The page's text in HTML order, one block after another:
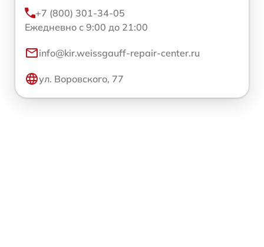
+7 (800) 301-34-05
Ежедневно с 9:00 до 21:00
info@kir.weissgauff-repair-center.ru
ул. Воровского, 77